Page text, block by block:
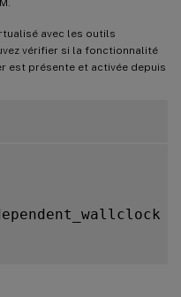
avec les outils
vérifier si la fonctionnalité
est présente et activée depuis